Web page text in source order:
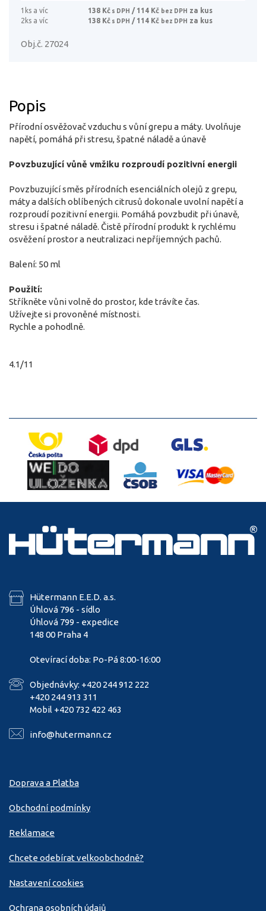
1ks a víc 138 Kč s DPH / 114 Kč bez DPH za kus
2ks a víc
138 Kč s DPH / 114 Kč bez DPH za kus
Obj.č. 27024
Popis
Přírodní osvěžovač vzduchu s vůní grepu a máty. Uvolňuje
napětí, pomáhá při stresu, špatné náladě a únavě
Povzbuzující vůně vmžiku rozproudí pozitivní energii
Povzbuzující směs přírodních esenciálních olejů z grepu,
máty a dalších oblíbených citrusů dokonale uvolní napětí a
rozproudí pozitivní energii. Pomáhá povzbudit při únavě,
stresu i špatné náladě. Čistě přírodní produkt k rychlému
osvěžení prostor a neutralizaci nepříjemných pachů.
Balení: 50 ml
Použití:
Stříkněte vůni volně do prostor, kde trávíte čas.
Užívejte si provoněné místnosti.
Rychle a pohodlně.
4.1/11
Hütermann E.E.D. a.s.
Úhlová 796 - sídlo
Úhlová 799 - expedice
148 00 Praha 4
Otevírací doba: Po-Pá 8:00-16:00
Objednávky: +420 244 912 222
+420 244 913 311
Mobil +420 732 422 463
info@hutermann.cz
Doprava a Platba
Obchodní podmínky
Reklamace
Chcete odebírat velkoobchodně?
Nastavení cookies
Ochrana osobních údajů